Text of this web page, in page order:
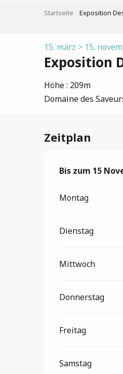
Startseite Exposition
15. märz > 15.
Exposition
Höhe : 209m
Domaine des
Zeitplan
vom15 März
Bis zum 15
Montag
Dienstag
Mittwoch
Donnerstag
Freitag
Samstag